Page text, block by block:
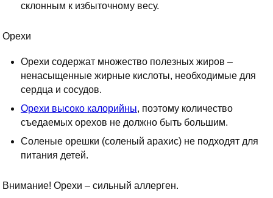
склонным к избыточному весу.
Орехи
Орехи содержат множество полезных жиров –
ненасыщенные жирные кислоты, необходимые для
сердца и сосудов.
Орехи высоко калорийны, поэтому количество
съедаемых орехов не должно быть большим.
Соленые орешки (соленый арахис) не подходят для
питания детей.
Внимание! Орехи – сильный аллерген.